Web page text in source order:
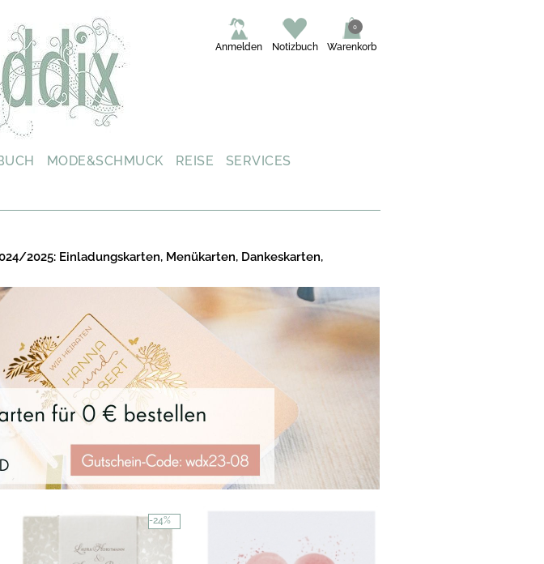
Warenkorb
0
Notizbuch
Anmelden
MODE&SCHMUCK REISE SERVICES
2025: Einladungskarten, Menükarten, Dankeskarten,
-24%